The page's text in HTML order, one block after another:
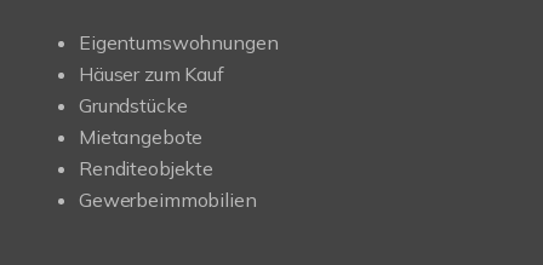
Eigentumswohnungen
Häuser zum Kauf
Grundstücke
Mietangebote
Renditeobjekte
Gewerbeimmobilien